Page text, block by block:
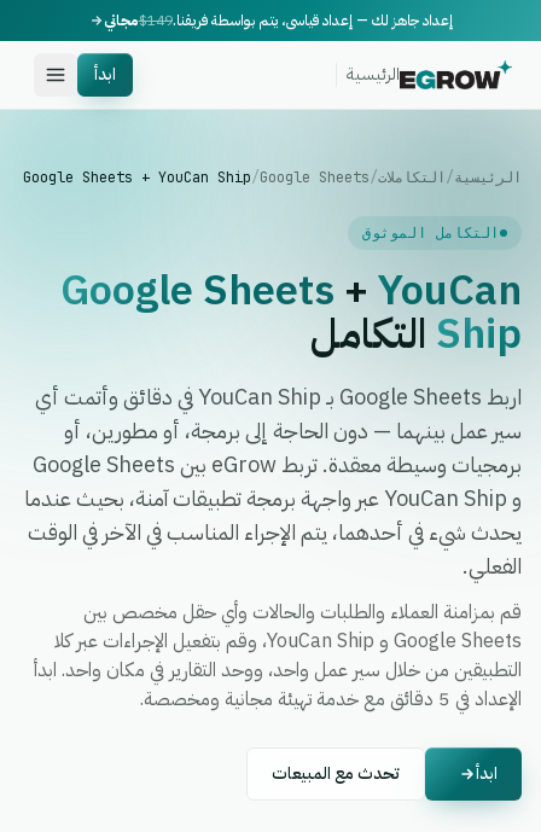
إعداد جاهز لك — إعداد قياسي، يتم بواسطة فريقنا.$149مجاني
الرئيسية ابدأ
الرئيسية/ التكاملات/
Google Sheets
/
Google Sheets + YouCan Ship
التكامل الموثوق
Google Sheets +YouCan
Shipالتكامل
اربط Google Sheets بـ YouCan Ship في دقائق وأتمت أي
سير عمل بينهما — دون الحاجة إلى برمجة، أو مطورين، أو
برمجيات وسيطة معقدة. تربط eGrow بين Google Sheets
و YouCan Ship عبر واجهة برمجة تطبيقات آمنة، بحيث عندما
يحدث شيء في أحدهما، يتم الإجراء المناسب في الآخر في الوقت
الفعلي.
قم بمزامنة العملاء والطلبات والحالات وأي حقل مخصص بين
Google Sheets و YouCan Ship، وقم بتفعيل الإجراءات عبر كلا
التطبيقين من خلال سير عمل واحد، ووحد التقارير في مكان واحد. ابدأ
الإعداد في 5 دقائق مع خدمة تهيئة مجانية ومخصصة.
ابدأ تحدث مع المبيعات